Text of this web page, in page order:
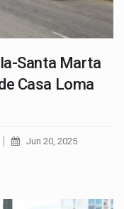
Santa Marta
Casa Loma
Jun 20, 2025